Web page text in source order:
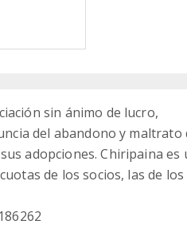
sin ánimo de lucro,
del abandono y maltrato
adopciones. Chiripaina es
de los socios, las de los